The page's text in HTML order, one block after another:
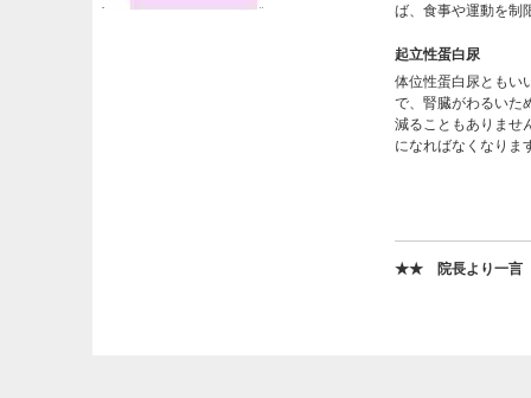
ば、食事や運動を制
起立性蛋白尿
体位性蛋白尿ともい
で、腎臓がわるいた
減ることもありませ
になればなくなりま
★★ 院長より一